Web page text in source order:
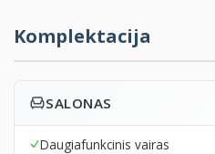
Komplektacija
SALONAS
Daugiafunkcinis vairas